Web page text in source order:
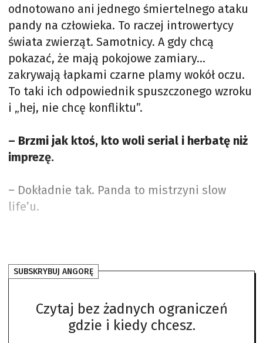
odnotowano ani jednego śmiertelnego ataku
pandy na człowieka. To raczej introwertycy
świata zwierząt. Samotnicy. A gdy chcą
pokazać, że mają pokojowe zamiary…
zakrywają łapkami czarne plamy wokół oczu.
To taki ich odpowiednik spuszczonego wzroku
i „hej, nie chcę konfliktu”.
– Brzmi jak ktoś, kto woli serial i herbatę niż
imprezę.
– Dokładnie tak. Panda to mistrzyni slow
life’u.
SUBSKRYBUJ ANGORĘ
Czytaj bez żadnych ograniczeń
gdzie i kiedy chcesz.